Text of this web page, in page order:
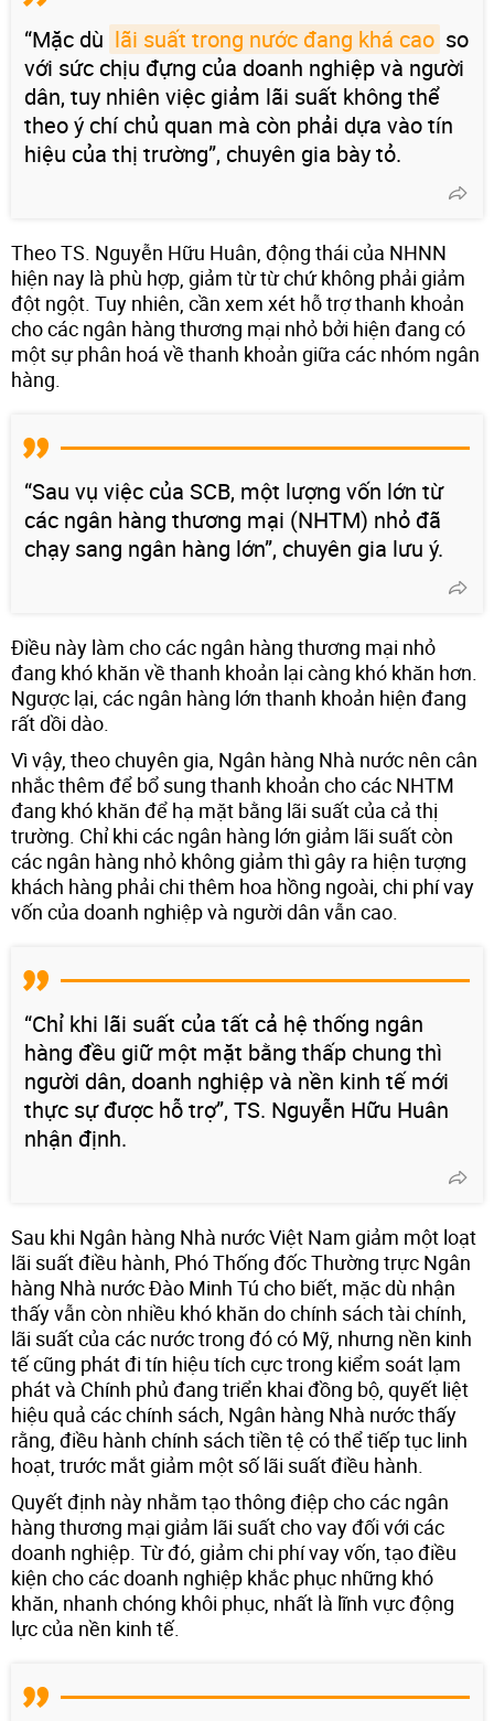
“Mặc dù lãi suất trong nước đang khá cao so
với sức chịu đựng của doanh nghiệp và người
dân, tuy nhiên việc giảm lãi suất không thể
theo ý chí chủ quan mà còn phải dựa vào tín
hiệu của thị trường”, chuyên gia bày tỏ.
Theo TS. Nguyễn Hữu Huân, động thái của NHNN
hiện nay là phù hợp, giảm từ từ chứ không phải giảm
đột ngột. Tuy nhiên, cần xem xét hỗ trợ thanh khoản
cho các ngân hàng thương mại nhỏ bởi hiện đang có
một sự phân hoá về thanh khoản giữa các nhóm ngân
hàng.
“Sau vụ việc của SCB, một lượng vốn lớn từ
các ngân hàng thương mại (NHTM) nhỏ đã
chạy sang ngân hàng lớn”, chuyên gia lưu ý.
Điều này làm cho các ngân hàng thương mại nhỏ
đang khó khăn về thanh khoản lại càng khó khăn hơn.
Ngược lại, các ngân hàng lớn thanh khoản hiện đang
rất dồi dào.
Vì vậy, theo chuyên gia, Ngân hàng Nhà nước nên cân
nhắc thêm để bổ sung thanh khoản cho các NHTM
đang khó khăn để hạ mặt bằng lãi suất của cả thị
trường. Chỉ khi các ngân hàng lớn giảm lãi suất còn
các ngân hàng nhỏ không giảm thì gây ra hiện tượng
khách hàng phải chi thêm hoa hồng ngoài, chi phí vay
vốn của doanh nghiệp và người dân vẫn cao.
“Chỉ khi lãi suất của tất cả hệ thống ngân
hàng đều giữ một mặt bằng thấp chung thì
người dân, doanh nghiệp và nền kinh tế mới
thực sự được hỗ trợ”, TS. Nguyễn Hữu Huân
nhận định.
Sau khi Ngân hàng Nhà nước Việt Nam giảm một loạt
lãi suất điều hành, Phó Thống đốc Thường trực Ngân
hàng Nhà nước Đào Minh Tú cho biết, mặc dù nhận
thấy vẫn còn nhiều khó khăn do chính sách tài chính,
lãi suất của các nước trong đó có Mỹ, nhưng nền kinh
tế cũng phát đi tín hiệu tích cực trong kiểm soát lạm
phát và Chính phủ đang triển khai đồng bộ, quyết liệt
hiệu quả các chính sách, Ngân hàng Nhà nước thấy
rằng, điều hành chính sách tiền tệ có thể tiếp tục linh
hoạt, trước mắt giảm một số lãi suất điều hành.
Quyết định này nhằm tạo thông điệp cho các ngân
hàng thương mại giảm lãi suất cho vay đối với các
doanh nghiệp. Từ đó, giảm chi phí vay vốn, tạo điều
kiện cho các doanh nghiệp khắc phục những khó
khăn, nhanh chóng khôi phục, nhất là lĩnh vực động
lực của nền kinh tế.